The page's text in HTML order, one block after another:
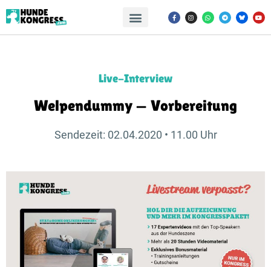
Live-Interview
Welpendummy — Vorbereitung
Sendezeit: 02.04.2020 • 11.00 Uhr